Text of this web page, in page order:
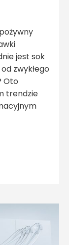
jest sok
zwykłego
Oto
trendzie